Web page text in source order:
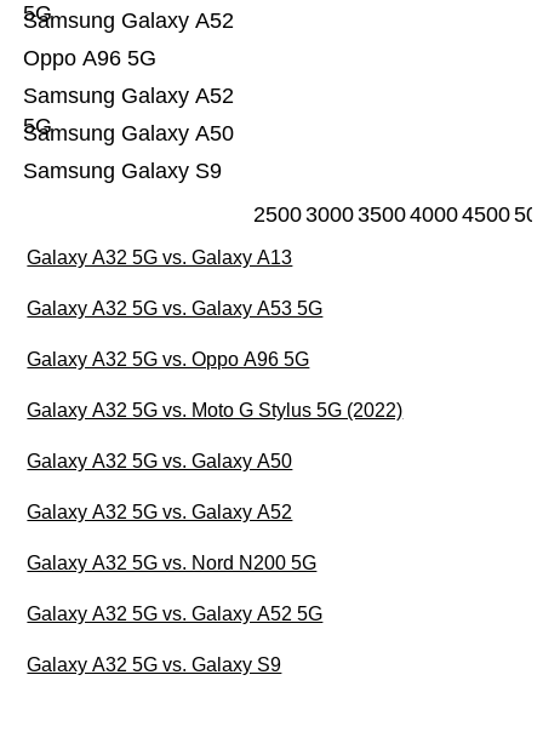
Samsung Galaxy S9
Samsung Galaxy A50
Samsung Galaxy A52
5G
Oppo A96 5G
Samsung Galaxy A52
5G
25003000350040004500
Galaxy A32 5G vs. Galaxy A13
Galaxy A32 5G vs. Galaxy A53 5G
Galaxy A32 5G vs. Oppo A96 5G
Galaxy A32 5G vs. Moto G Stylus 5G (2022)
Galaxy A32 5G vs. Galaxy A50
Galaxy A32 5G vs. Galaxy A52
Galaxy A32 5G vs. Nord N200 5G
Galaxy A32 5G vs. Galaxy A52 5G
Galaxy A32 5G vs. Galaxy S9